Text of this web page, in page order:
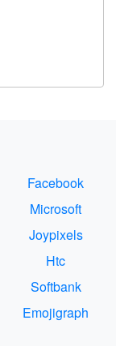
Facebook
Microsoft
Joypixels
Htc
Softbank
Emojigraph